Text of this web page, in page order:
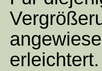
erleichtert.